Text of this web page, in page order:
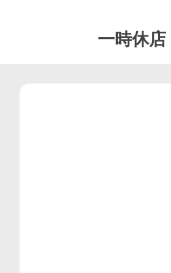
一時休店